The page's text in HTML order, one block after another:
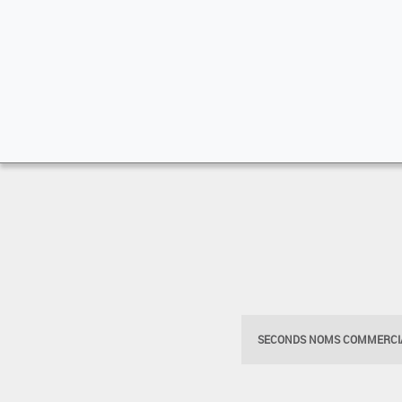
SECONDS NOMS